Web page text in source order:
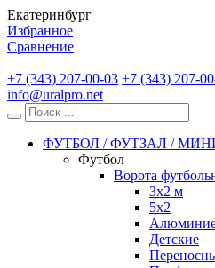
Екатеринбург
Избранное
Сравнение
+7 (343) 207-00-03 +7 (343) 207-
info@uralpro.net
ФУТБОЛ / ФУТЗАЛ /
Футбол
Ворота
3х2 м
5х2
Детские